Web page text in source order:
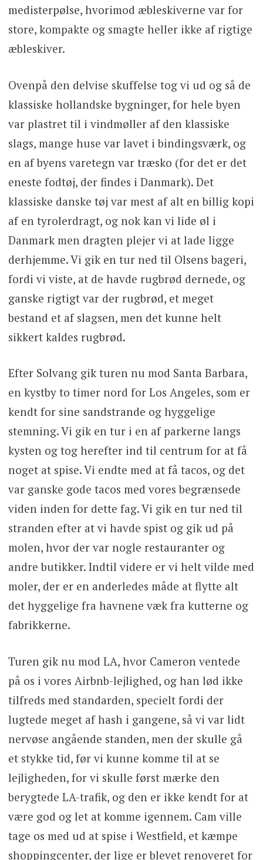
medisterpølse, hvorimod æbleskiverne var for
store, kompakte og smagte heller ikke af rigtige
æbleskiver.
Ovenpå den delvise skuffelse tog vi ud og så de
klassiske hollandske bygninger, for hele byen
var plastret til i vindmøller af den klassiske
slags, mange huse var lavet i bindingsværk, og
en af byens varetegn var træsko (for det er det
eneste fodtøj, der findes i Danmark). Det
klassiske danske tøj var mest af alt en billig kopi
af en tyrolerdragt, og nok kan vi lide øl i
Danmark men dragten plejer vi at lade ligge
derhjemme. Vi gik en tur ned til Olsens bageri,
fordi vi viste, at de havde rugbrød dernede, og
ganske rigtigt var der rugbrød, et meget
bestand et af slagsen, men det kunne helt
sikkert kaldes rugbrød.
Efter Solvang gik turen nu mod Santa Barbara,
en kystby to timer nord for Los Angeles, som er
kendt for sine sandstrande og hyggelige
stemning. Vi gik en tur i en af parkerne langs
kysten og tog herefter ind til centrum for at få
noget at spise. Vi endte med at få tacos, og det
var ganske gode tacos med vores begrænsede
viden inden for dette fag. Vi gik en tur ned til
stranden efter at vi havde spist og gik ud på
molen, hvor der var nogle restauranter og
andre butikker. Indtil videre er vi helt vilde med
moler, der er en anderledes måde at flytte alt
det hyggelige fra havnene væk fra kutterne og
fabrikkerne.
Turen gik nu mod LA, hvor Cameron ventede
på os i vores Airbnb-lejlighed, og han lød ikke
tilfreds med standarden, specielt fordi der
lugtede meget af hash i gangene, så vi var lidt
nervøse angående standen, men der skulle gå
et stykke tid, før vi kunne komme til at se
lejligheden, for vi skulle først mærke den
berygtede LA-trafik, og den er ikke kendt for at
være god og let at komme igennem. Cam ville
tage os med ud at spise i Westfield, et kæmpe
shoppingcenter, der lige er blevet renoveret for